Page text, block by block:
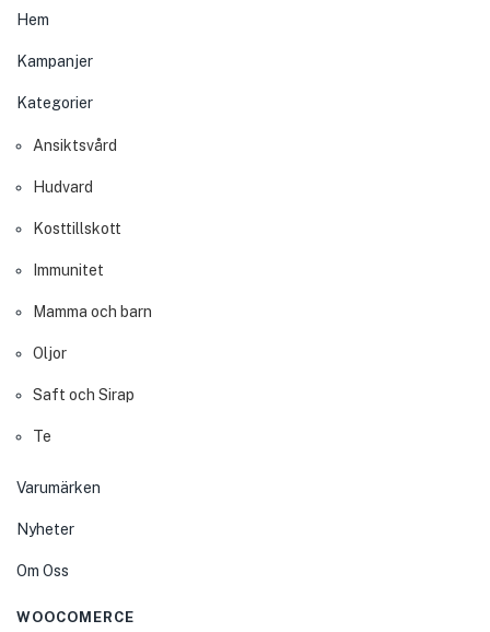
Hem
Kampanjer
Kategorier
Ansiktsvård
Hudvard
Kosttillskott
Immunitet
Mamma och barn
Oljor
Saft och Sirap
Te
Varumärken
Nyheter
Om Oss
WOOCOMERCE